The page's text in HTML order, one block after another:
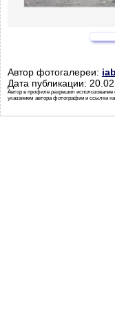
Автор фотогалереи:
Дата публикации:
Автор в профиле разрешил
указанием автора фотографии и ссылки